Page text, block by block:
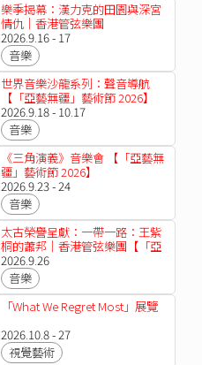
樂季揭幕：漢力克的田園與深宮
情仇｜香港管弦樂團
2026.9.16 - 17
音樂
世界音樂沙龍系列：聲音導航
【「亞藝無疆」藝術節 2026】
2026.9.18 - 10.17
音樂
《三角演義》音樂會 【「亞藝無
疆」藝術節 2026】
2026.9.23 - 24
音樂
太古榮譽呈獻：一帶一路：王紫
桐的蕭邦｜香港管弦樂團【「亞
藝無疆」藝術節 2026】
2026.9.26
音樂
「What We Regret Most」展覽
2026.10.8 - 27
視覺藝術